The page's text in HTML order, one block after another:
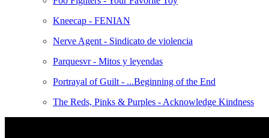
Kneecap - FENIAN
Nerve Agent - Sindicato de violencia
Parquesvr - Mitos y leyendas
Portrayal of Guilt - ...Beginning of the End
The Reds, Pinks & Purples - Acknowledge Kindness